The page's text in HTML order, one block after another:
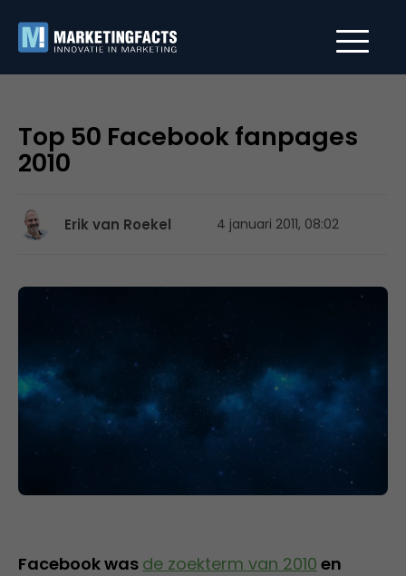
Top 50 Facebook fanpages
2010
Erik van Roekel 4 januari 2011, 08:02
Facebook was de zoekterm van 2010 en